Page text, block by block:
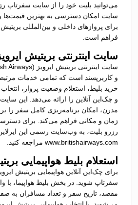
می‌توانید بلیت خود را از سایت سفرتاپ
سایت امکان دسترسی به بهترین قیمت‌ها و
برای پروازهای داخلی و بین‌المللی
فراهم است.
سایت اینترنتی بریتیش
و کاربرپسند است که تمامی خدمات مرتبط
خرید بلیط، استعلام وضعیت پرواز،
و چک‌این آنلاین را ارائه می‌دهد. این
مدرن، امکان برنامه‌ریزی کامل سفر را
زمان و مکانی فراهم می‌کند. برای
رزرو بلیت، به وب‌سایت رسمی این
www.britishairways.com مراجعه کنید.
استعلام بلیط هواپیمایی
برای چک‌این آنلاین هواپیمایی بریتیش
سفرتاپ شوید. در بخش بلیط هواپیما، با
مقصد، تاریخ سفر و تعداد مسافران به